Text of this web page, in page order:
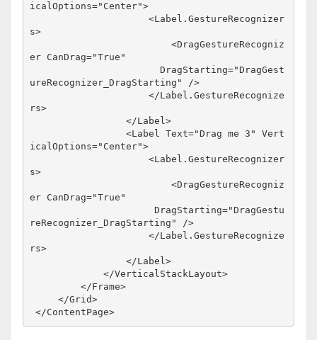
icalOptions="Center">
s>
er CanDrag="True"
DragStarting="DragGest
ureRecognizer_DragStarting" />
rs>
</Label>
icalOptions="Center">
s>
er CanDrag="True"
DragStarting="DragGestu
reRecognizer_DragStarting" />
rs>
</Label>
</VerticalStackLayout>
</Frame>
</Grid>
</ContentPage>